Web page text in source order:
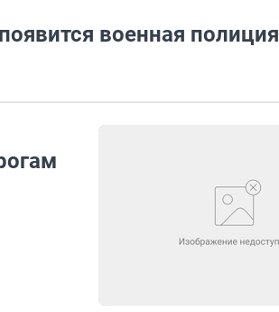
военная полиция